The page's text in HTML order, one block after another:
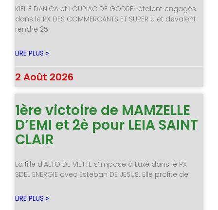
KIFILE DANICA et LOUPIAC DE GODREL étaient engagés
dans le PX DES COMMERCANTS ET SUPER U et devaient
rendre 25
LIRE PLUS »
2 Août 2026
1ère victoire de MAMZELLE
D’EMI et 2è pour LEIA SAINT
CLAIR
La fille d’ALTO DE VIETTE s’impose à Luxé dans le PX
SDEL ENERGIE avec Esteban DE JESUS. Elle profite de
LIRE PLUS »